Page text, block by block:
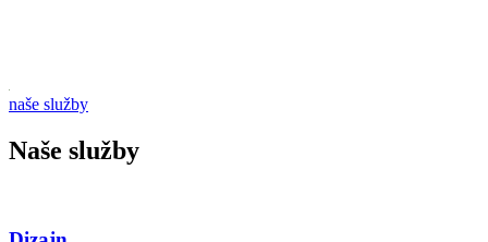
naše služby
Naše služby